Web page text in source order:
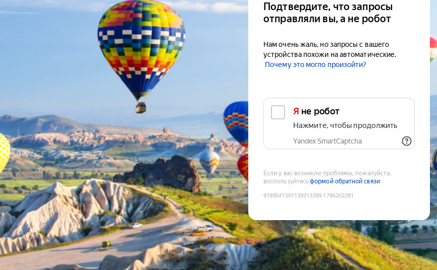
Подтвердите, что запросы
отправляли вы, а не робот
Нам очень жаль, но запросы с вашего
устройства похожи на автоматические.
Почему это могло произойти?
Я не робот
Нажмите, чтобы продолжить
Yandex SmartCaptcha
Если у вас возникли проблемы, пожалуйста,
воспользуйтесьформой обратной связи
9189541501139313399:1786202281